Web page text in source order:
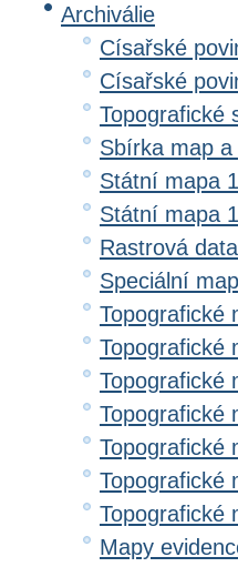
Archiválie
Císařské
Císařské
Topografické
Sbírka map
Státní mapa
Státní mapa
Rastrová
Speciální
Topografické
Topografické
Topografické
Topografické
Topografické
Topografické
Topografické
Mapy